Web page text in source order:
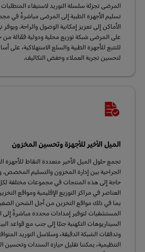
المرضى تجزئة سلسلة التوريد لاستيفاء
تسليم الأجهزة الطبية إلى المرضى مباشرةً في
على المرضى شبكة توزيع محلية ودولية فعّالة من
للتتبع للأجهزة الطبية والسلع الاستهلاكية، على
لتحسين تجربة العملاء وخفض التكاليف.
الميل الأخير للأجهزة وتحسين المخزون
تجمع حلول الميل الأخير متعددة النقاط للأجهزة
الجراحية بين إدارة المخزون والتسليم المخصص.
حاجة إلى هذه المنتجات في مجموعات مختلفة
العناصر في مراكز التوزيع الإقليمية ومواقع
بما في ذلك مواقع التخزين من أجل الشحن
المستشفيات لتوفير إمدادات محددة مباشرةً إلى
السيناريوهات التكهنية جنبًا إلى جنب مع قواعد
وتدفقات الشبكة الدقيقة، وسلاسل التوريد
التنظيمية، يمكننا تقليل حيازة السندات